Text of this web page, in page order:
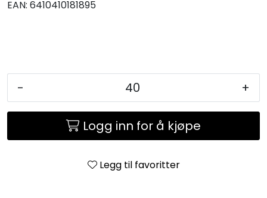
EAN: 6410410181895
- +
Logg inn for å kjøpe
Legg til favoritter